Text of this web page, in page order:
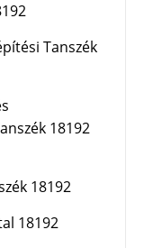
Tanszék
18192
18192
18192